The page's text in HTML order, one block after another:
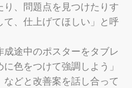
り、問題点を見つけたりす
て、仕上げてほしい」と呼
途中のポスターをタブレ
色をつけて強調しよう」
などと改善案を話し合って